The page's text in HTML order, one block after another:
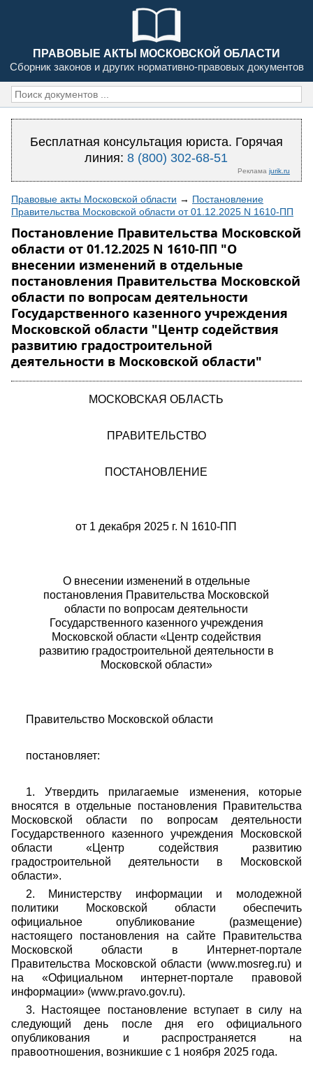
ПРАВОВЫЕ АКТЫ МОСКОВСКОЙ ОБЛАСТИ
Сборник законов и других нормативно-правовых документов
Бесплатная консультация юриста. Горячая
линия:8 (800) 302-68-51
Реклама jurik.ru
Правовые акты Московской области → Постановление
Правительства Московской области от 01.12.2025 N 1610-ПП
Постановление Правительства Московской
области от 01.12.2025 N 1610-ПП "О
внесении изменений в отдельные
постановления Правительства Московской
области по вопросам деятельности
Государственного казенного учреждения
Московской области "Центр содействия
развитию градостроительной
деятельности в Московской области"
МОСКОВСКАЯ ОБЛАСТЬ
ПРАВИТЕЛЬСТВО
ПОСТАНОВЛЕНИЕ
от 1 декабря 2025 г. N 1610-ПП
О внесении изменений в отдельные
постановления Правительства Московской
области по вопросам деятельности
Государственного казенного учреждения
Московской области «Центр содействия
развитию градостроительной деятельности в
Московской области»
Правительство Московской области
постановляет:
1. Утвердить прилагаемые изменения, которые
вносятся в отдельные постановления Правительства
Московской области по вопросам деятельности
Государственного казенного учреждения Московской
области «Центр содействия развитию
градостроительной деятельности в Московской
области».
2. Министерству информации и молодежной
политики Московской области обеспечить
официальное опубликование (размещение)
настоящего постановления на сайте Правительства
Московской области в Интернет-портале
Правительства Московской области (www.mosreg.ru) и
на «Официальном интернет-портале правовой
информации» (www.pravo.gov.ru).
3. Настоящее постановление вступает в силу на
следующий день после дня его официального
опубликования и распространяется на
правоотношения, возникшие с 1 ноября 2025 года.